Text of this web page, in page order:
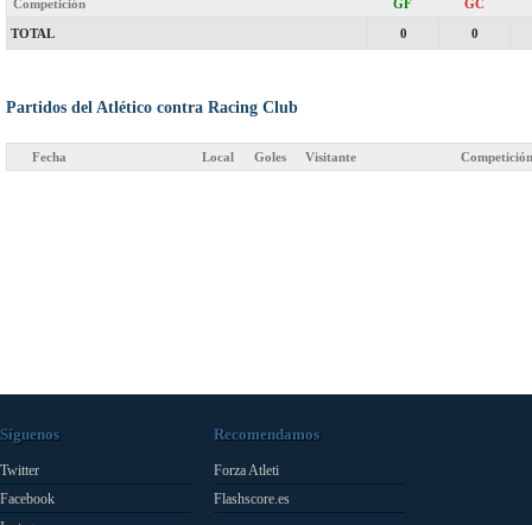
Competición
GF GC
TOTAL 0 0
Partidos del Atlético contra Racing Club
Fecha Local Goles Visitante Competición
Síguenos
Twitter
Facebook
Recomendamos
Forza Atleti
Flashscore.es